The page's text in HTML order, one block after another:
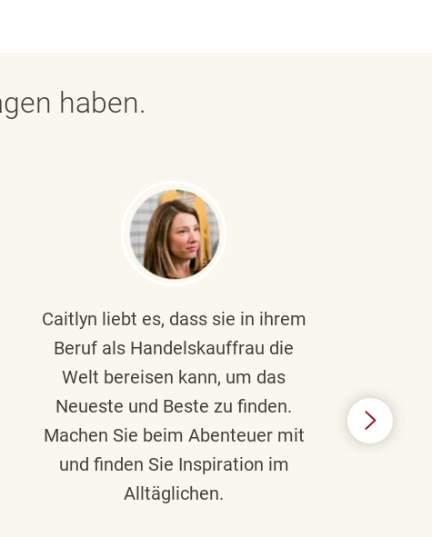
haben.
Caitlyn liebt es, dass sie in ihrem
Beruf als Handelskauffrau die
Welt bereisen kann, um das
Neueste und Beste zu finden.
Machen Sie beim Abenteuer mit
und finden Sie Inspiration im
Alltäglichen.